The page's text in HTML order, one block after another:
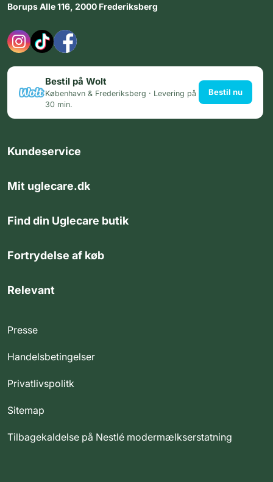
Borups Alle 116, 2000 Frederiksberg
Bestil på Wolt
København & Frederiksberg · Levering på
30 min.
Bestil nu
Kundeservice
Mit uglecare.dk
Find din Uglecare butik
Fortrydelse af køb
Relevant
Presse
Handelsbetingelser
Privatlivspolitk
Sitemap
Tilbagekaldelse på Nestlé modermælkserstatning